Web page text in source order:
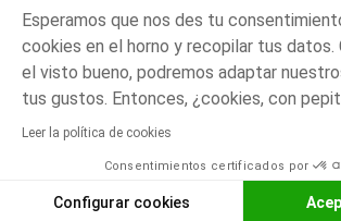
Esperamos que nos des tu
cookies en el horno y recopilar tus datos.
el visto bueno, podremos adaptar
tus gustos. Entonces, ¿cookies, con
Leer la política de cookies
Consentimientos certificados por
Configurar cookies
Verde
talla
unica
El pago medidante
AÑADIR A LA CESTA
Gestión de las cookies
Accesibilidad: no conforme
Orchestra adhiere al código de ética de la Federación
electrónico y venta a distancia (FEVAD) y al